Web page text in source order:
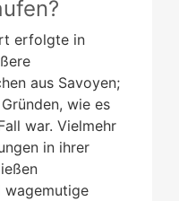
erfolgte in
aus Savoyen;
wie es
war. Vielmehr
in ihrer
wagemutige